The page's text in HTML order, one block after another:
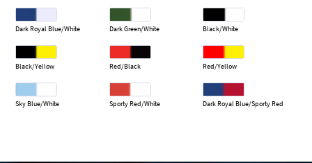
Dark Royal Blue/White Dark Green/White Black/White
Black/Yellow Red/Black Red/Yellow
Sky Blue/White Sporty Red/White Dark Royal Blue/Sporty Red